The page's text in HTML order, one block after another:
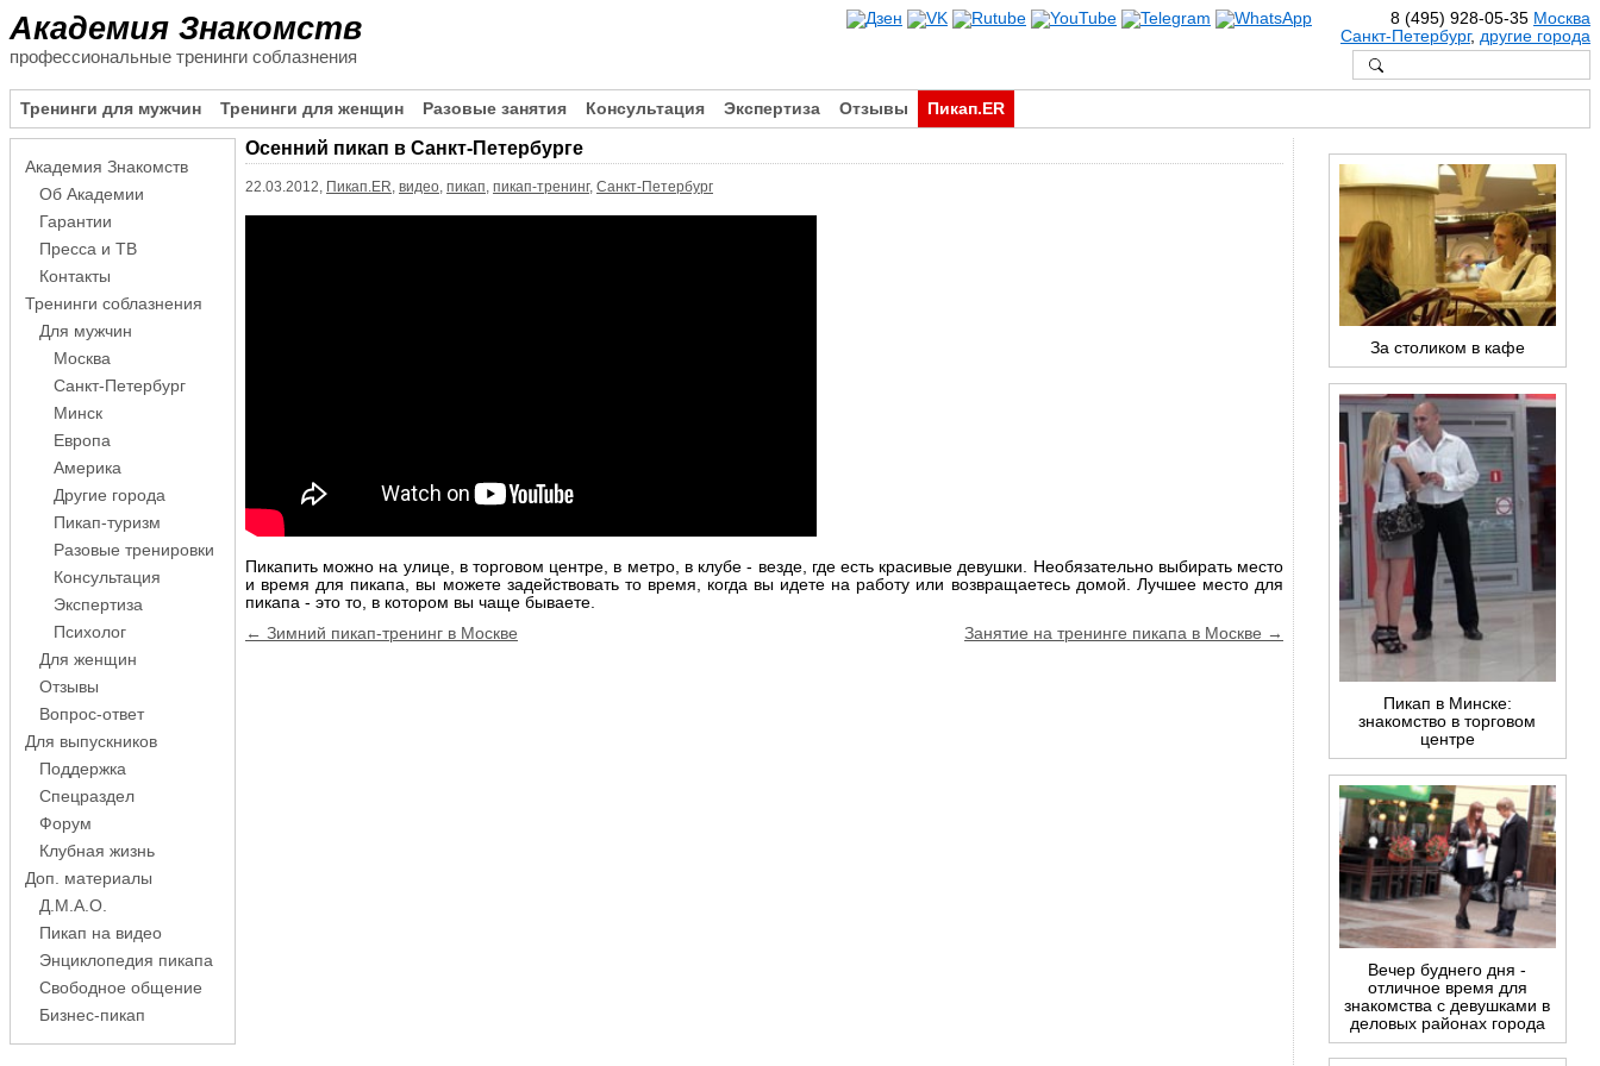
Академия Знакомств
профессиональные тренинги соблазнения
8 (495) 928-05-35 Москва
Санкт-Петербург, другие города
Тренинги для мужчин Тренинги для женщин Разовые занятия Консультация Экспертиза Отзывы Пикап.ER
Осенний пикап в Санкт-Петербурге
22.03.2012, Пикап.ER, видео, пикап, пикап-тренинг, Санкт-Петербург
Пикапить можно на улице, в торговом центре, в метро, в клубе - везде, где есть красивые девушки. Необязательно выбирать место
и время для пикапа, вы можете задействовать то время, когда вы идете на работу или возвращаетесь домой. Лучшее место для
пикапа - это то, в котором вы чаще бываете.
Навигация
← Зимний пикап-тренинг в Москве Занятие на тренинге пикапа в Москве →
За столиком в кафе
Пикап в Минске:
знакомство в торговом
центре
Вечер буднего дня -
отличное время для
знакомства с девушками в
деловых районах города
Академия Знакомств
Об Академии
Гарантии
Пресса и ТВ
Контакты
Тренинги соблазнения
Для мужчин
Москва
Санкт-Петербург
Минск
Европа
Америка
Другие города
Пикап-туризм
Разовые тренировки
Консультация
Экспертиза
Психолог
Для женщин
Отзывы
Вопрос-ответ
Для выпускников
Поддержка
Спецраздел
Форум
Клубная жизнь
Доп. материалы
Д.М.А.О.
Пикап на видео
Энциклопедия пикапа
Свободное общение
Бизнес-пикап